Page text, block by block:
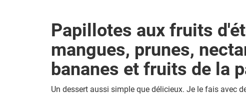
Papillotes aux fruits
mangues, prunes,
bananes et fruits de la
Un dessert aussi simple que délicieux. Je le fais avec